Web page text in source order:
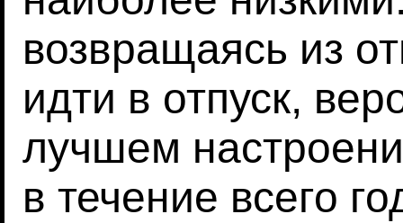
возвращаясь из
идти в отпуск,
лучшем
в течение всего